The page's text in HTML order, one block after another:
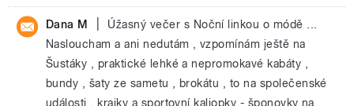
Dana M
Úžasný večer s Noční linkou o módě ...
Nasloucham a ani nedutám , vzpomínám ještě na
Šustáky , praktické lehké a nepromokavé kabáty ,
bundy , šaty ze sametu , brokátu , to na společenské
události , krajky a sportovní kaliopky - šponovky na